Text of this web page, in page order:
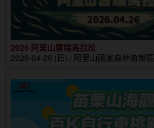
2026 阿里山雲端馬拉松
2026-04-26 (日) / 阿里山國家森林遊樂區